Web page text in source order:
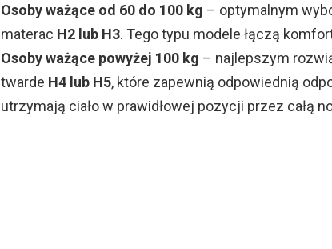
Osoby ważące od 60 do 100 kg – optymalnym
materac H2 lub H3. Tego typu modele łączą
Osoby ważące powyżej 100 kg – najlepszym
twarde H4 lub H5, które zapewnią odpowiednią
utrzymają ciało w prawidłowej pozycji przez całą